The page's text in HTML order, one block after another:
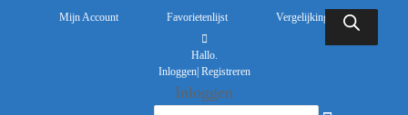
Mijn Account Favorietenlijst Vergelijkingslijst
Hallo.
Inloggen| Registreren
Inloggen